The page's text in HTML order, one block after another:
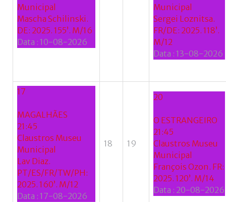
Municipal
Mascha Schilinski.
DE: 2025. 155’. M/16
Data : 10-08-2026
Municipal
Sergei Loznitsa.
FR/DE: 2025. 118’.
M/12
Data : 13-08-2026
17
MAGALHÃES
21:45
Claustros Museu
Municipal
Lav Diaz.
PT/ES/FR/TW/PH:
2025. 160’. M/12
Data : 17-08-2026
18 19
20
O ESTRANGEIRO
21:45
Claustros Museu
Municipal
François Ozon. FR:
2025. 120’. M/14
Data : 20-08-2026